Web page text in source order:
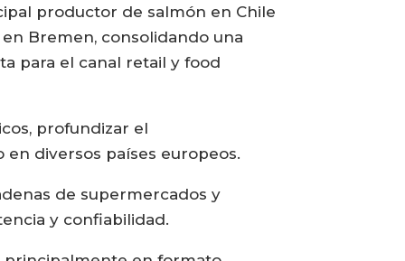
productor de salmón en Chile
Bremen, consolidando una
para el canal retail y food
profundizar el
diversos países europeos.
de supermercados y
y confiabilidad.